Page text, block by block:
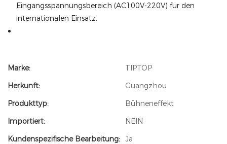
Eingangsspannungsbereich (AC100V-220V) für den
internationalen Einsatz.
Marke:
TIPTOP
Herkunft:
Guangzhou
Produkttyp:
Bühneneffekt
Importiert:
NEIN
Kundenspezifische Bearbeitung: Ja